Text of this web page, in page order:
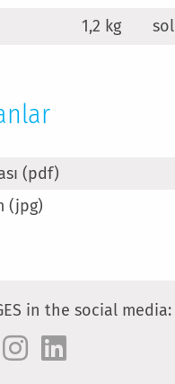
1,2 kg sol
(pdf)
(jpg)
in the social media: